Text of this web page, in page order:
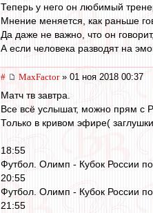
Теперь у него он любимый
Мнение меняется, как раньше
Да даже не важно, что он
А если человека разводят на
# MaxFactor» 01 ноя 2018 00:37
Матч тв завтра.
Все всё услышат, можно прям с
Только в кривом эфире(
18:55
Футбол. Олимп - Кубок России
20:55
Футбол. Олимп - Кубок России
21:55